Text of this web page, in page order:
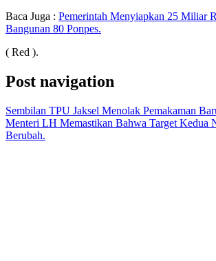
Baca Juga : Pemerintah Menyiapkan 25 Miliar
Bangunan 80 Ponpes.
( Red ).
Post navigation
Sembilan TPU Jaksel Menolak Pemakaman
Menteri LH Memastikan Bahwa Target Kedua
Berubah.